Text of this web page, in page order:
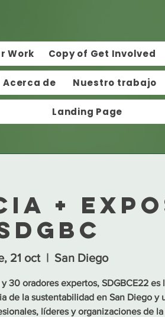
Work Copy of Get Involved
Acerca de Nuestro trabajo
Landing Page
+
21 oct
  |
San Diego
30 oradores expertos, SDGBCE22 es
de la sustentabilidad en San Diego y
líderes y organizaciones de